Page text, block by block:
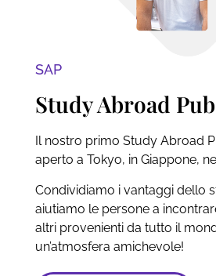
SAP
Study Abroad Pub​
Il nostro primo Study Abroad
aperto a Tokyo, in Giappone,
Condividiamo i vantaggi dello
aiutiamo le persone a
altri provenienti da tutto il
un’atmosfera amichevole!